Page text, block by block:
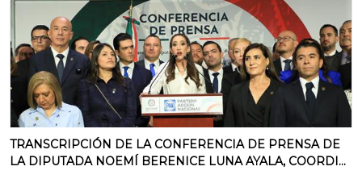
TRANSCRIPCIÓN DE LA CONFERENCIA DE PRENSA DE
LA DIPUTADA NOEMÍ BERENICE LUNA AYALA, COORDI...